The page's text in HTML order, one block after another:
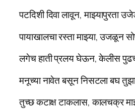
पटदिशी दिवा लावून, माझ्यापुरता
पायाखालचा रस्ता माझ्या, उजळून
लगेच हाती प्रलय घेऊन, केलीस
मनूच्या नावेत बसून निसटला बघ
तुच्छ कटाक्ष टाकलास, कालचक्र